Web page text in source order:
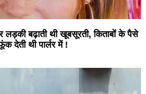
लड़की बढ़ाती थी खूबसूरती, किताबों के पैसे
देती थी पार्लर में !